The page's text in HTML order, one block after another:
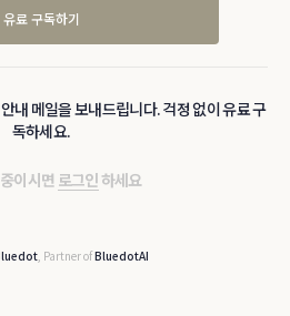
유료 구독하기
내 메일을 보내드립니다. 걱정 없이 유료 구
독하세요.
이시면 로그인 하세요
, Partner ofBluedotAI